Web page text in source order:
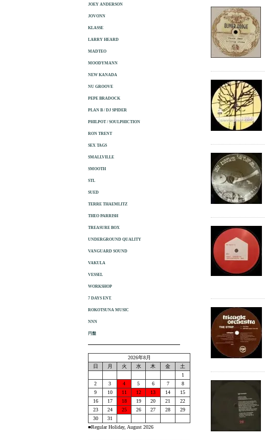
JOEY ANDERSON
JOVONN
KLASSE
LARRY HEARD
MADTEO
MOODYMANN
NEW KANADA
NU GROOVE
PEPE BRADOCK
PLAN B / DJ SPIDER
PHILPOT / SOULPHICTION
RON TRENT
SEX TAGS
SMALLVILLE
SMOOTH
STL
SUED
TERRE THAEMLITZ
THEO PARRISH
TREASURE BOX
UNDERGROUND QUALITY
VANGUARD SOUND
VAKULA
VESSEL
WORKSHOP
7 DAYS ENT.
ROKOTSUNA MUSIC
NNN
円盤
2026年8月
日
月 火 水 木 金
土
1
2
3 4 5 6 7
8
9
10 11 12 13 14
15
16
17 18 19 20 21
22
23
24 25 26 27 28
29
30
31
■Regular Holiday, August 2026